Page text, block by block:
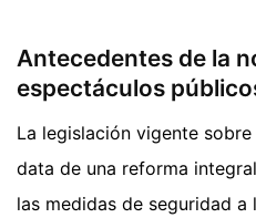
Antecedentes de la
espectáculos
La legislación vigente
data de una reforma
las medidas de seguridad a